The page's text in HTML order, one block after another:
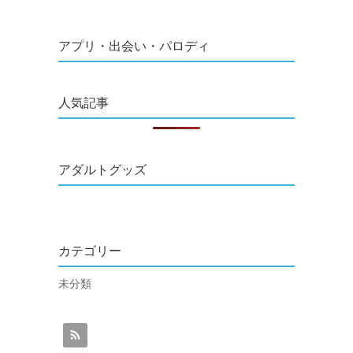
アプリ・出会い・パロディ
人気記事
アダルトグッズ
カテゴリー
未分類